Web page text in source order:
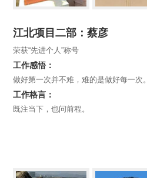
江北项目二部：蔡彦
荣获“先进个人”称号
工作感悟：
做好第一次并不难，难的是做好每一次。
工作格言：
既注当下，也问前程。